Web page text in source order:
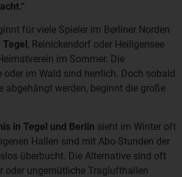
für viele Spieler im Berliner Norden
Tegel , Reinickendorf oder Heiligensee
im Sommer. Die
oder im Wald sind herrlich. Doch sobald
abgehängt werden, beginnt die große
in Tegel und Berlin sieht im Winter oft
Hallen sind mit Abo-Stunden der
überbucht. Die Alternative sind oft
oder ungemütliche Traglufthallen